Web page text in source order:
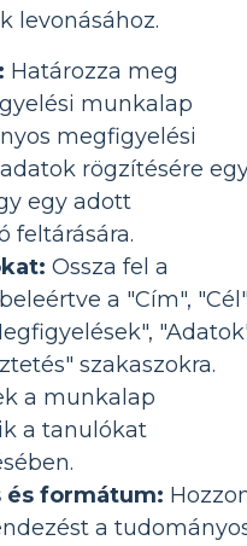
levonásához.
Határozza meg
munkalap
megfigyelési
rögzítésére
egy adott
feltárására.
Ossza fel a
a "Cím",
szakaszokra.
a munkalap
a tanulókat
és formátum:
a